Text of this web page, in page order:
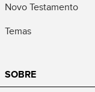
Novo Testamento
Temas
SOBRE